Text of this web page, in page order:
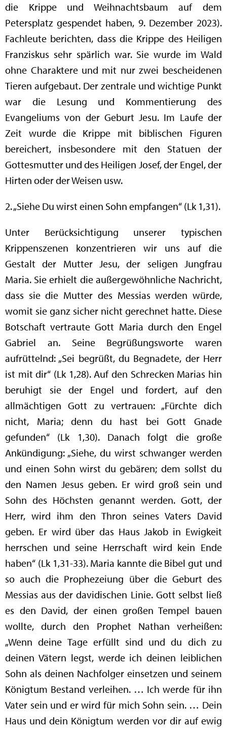
die Krippe und Weihnachtsbaum auf dem
Petersplatz gespendet haben, 9. Dezember 2023).
Fachleute berichten, dass die Krippe des Heiligen
Franziskus sehr spärlich war. Sie wurde im Wald
ohne Charaktere und mit nur zwei bescheidenen
Tieren aufgebaut. Der zentrale und wichtige Punkt
war die Lesung und Kommentierung des
Evangeliums von der Geburt Jesu. Im Laufe der
Zeit wurde die Krippe mit biblischen Figuren
bereichert, insbesondere mit den Statuen der
Gottesmutter und des Heiligen Josef, der Engel, der
Hirten oder der Weisen usw.
2. „Siehe Du wirst einen Sohn empfangen“ (Lk 1,31).
Unter Berücksichtigung unserer typischen
Krippenszenen konzentrieren wir uns auf die
Gestalt der Mutter Jesu, der seligen Jungfrau
Maria. Sie erhielt die außergewöhnliche Nachricht,
dass sie die Mutter des Messias werden würde,
womit sie ganz sicher nicht gerechnet hatte. Diese
Botschaft vertraute Gott Maria durch den Engel
Gabriel an. Seine Begrüßungsworte waren
aufrüttelnd: „Sei begrüßt, du Begnadete, der Herr
ist mit dir“ (Lk 1,28). Auf den Schrecken Marias hin
beruhigt sie der Engel und fordert, auf den
allmächtigen Gott zu vertrauen: „Fürchte dich
nicht, Maria; denn du hast bei Gott Gnade
gefunden“ (Lk 1,30). Danach folgt die große
Ankündigung: „Siehe, du wirst schwanger werden
und einen Sohn wirst du gebären; dem sollst du
den Namen Jesus geben. Er wird groß sein und
Sohn des Höchsten genannt werden. Gott, der
Herr, wird ihm den Thron seines Vaters David
geben. Er wird über das Haus Jakob in Ewigkeit
herrschen und seine Herrschaft wird kein Ende
haben“ (Lk 1,31-33). Maria kannte die Bibel gut und
so auch die Prophezeiung über die Geburt des
Messias aus der davidischen Linie. Gott selbst ließ
es den David, der einen großen Tempel bauen
wollte, durch den Prophet Nathan verheißen:
„Wenn deine Tage erfüllt sind und du dich zu
deinen Vätern legst, werde ich deinen leiblichen
Sohn als deinen Nachfolger einsetzen und seinem
Königtum Bestand verleihen. … Ich werde für ihn
Vater sein und er wird für mich Sohn sein. … Dein
Haus und dein Königtum werden vor dir auf ewig